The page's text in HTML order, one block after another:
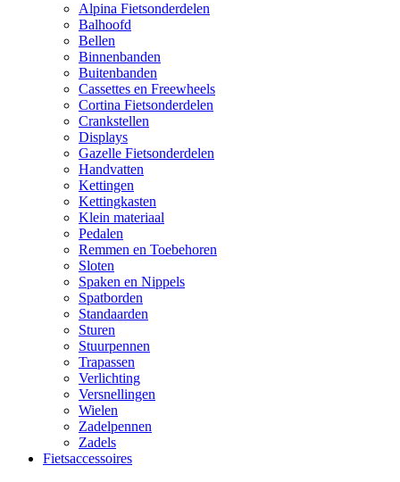
Alpina Fietsonderdelen
Balhoofd
Bellen
Binnenbanden
Buitenbanden
Cassettes en Freewheels
Cortina Fietsonderdelen
Crankstellen
Displays
Gazelle Fietsonderdelen
Handvatten
Kettingen
Kettingkasten
Klein materiaal
Pedalen
Remmen en Toebehoren
Sloten
Spaken en Nippels
Spatborden
Standaarden
Sturen
Stuurpennen
Trapassen
Verlichting
Versnellingen
Wielen
Zadelpennen
Zadels
Fietsaccessoires